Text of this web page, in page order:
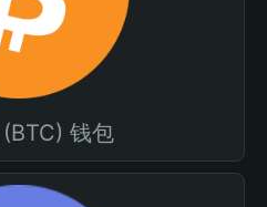
钱包